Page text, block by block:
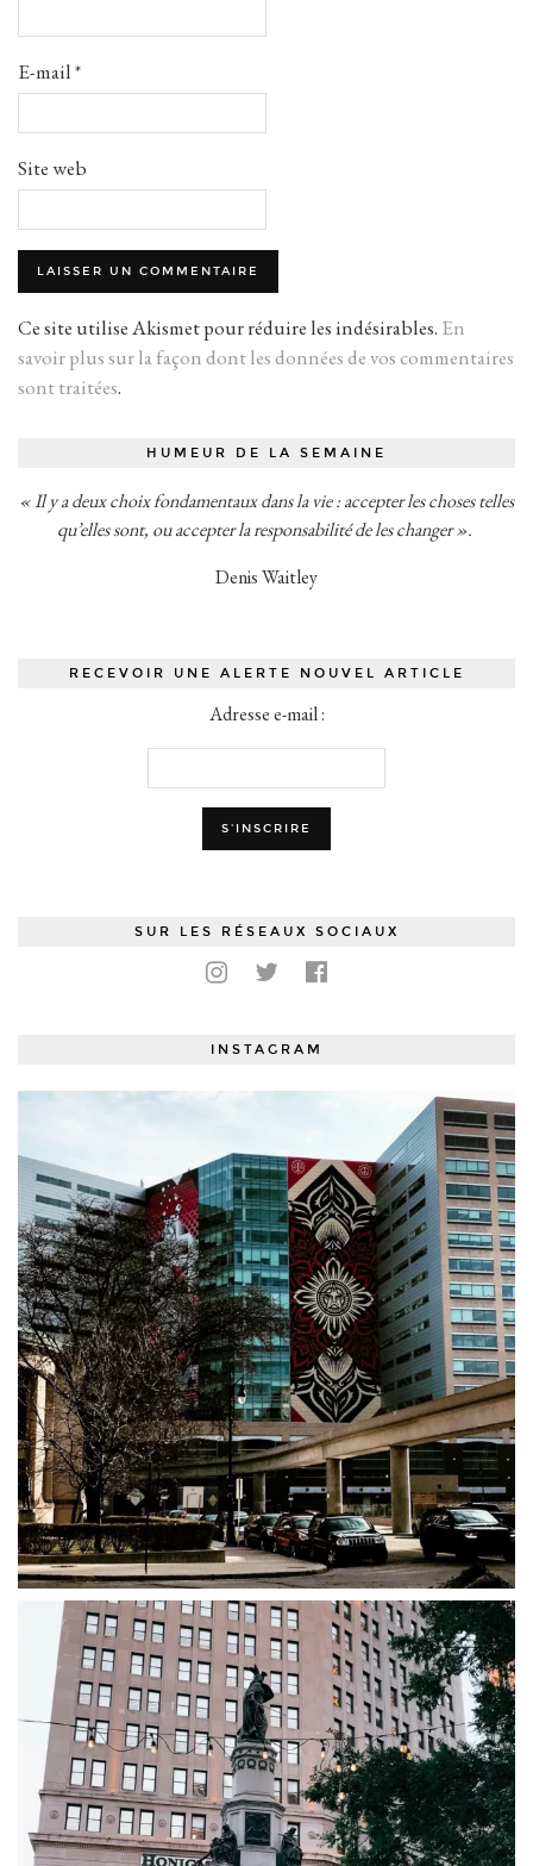
E-mail*
Site web
Ce site utilise Akismet pour réduire les indésirables. En
savoir plus sur la façon dont les données de vos commentaires
sont traitées.
HUMEUR DE LA SEMAINE
« Il y a deux choix fondamentaux dans la vie : accepter les choses telles
qu’elles sont, ou accepter la responsabilité de les changer ».
Denis Waitley
RECEVOIR UNE ALERTE NOUVEL ARTICLE
Adresse e-mail :
SUR LES RÉSEAUX SOCIAUX
INSTAGRAM